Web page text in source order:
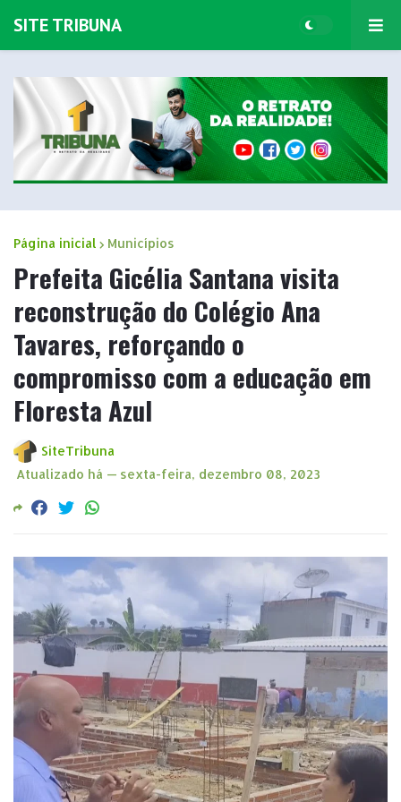
SITE TRIBUNA
Página inicial Municípios
Prefeita Gicélia Santana visita
reconstrução do Colégio Ana
Tavares, reforçando o
compromisso com a educação em
Floresta Azul
SiteTribuna
Atualizado há — sexta-feira, dezembro 08, 2023